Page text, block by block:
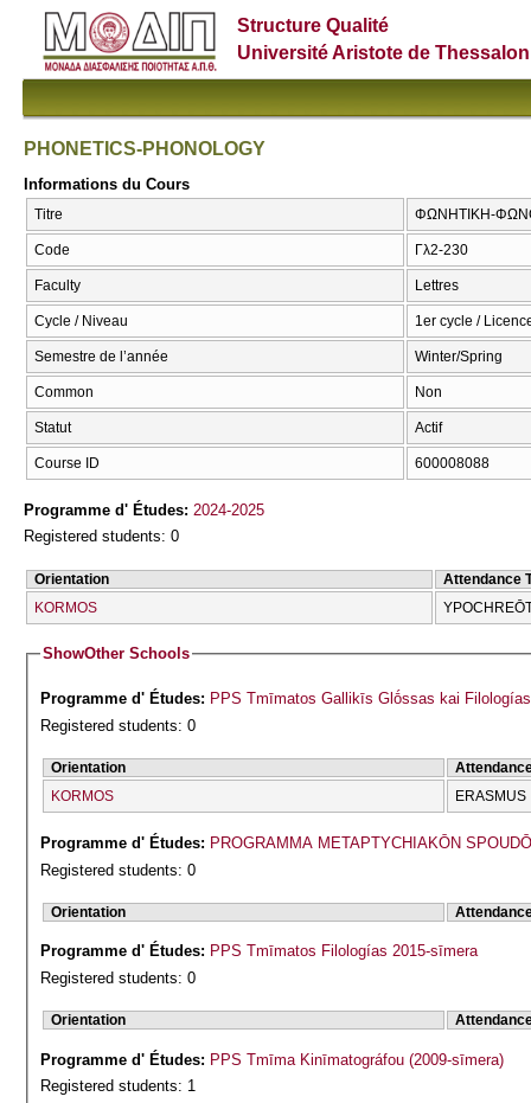
Structure Qualité
Université Aristote de
PHONETICS-PHONOLOGY
Informations du Cours
Titre ΦΩΝΗΤΙΚΗ-
Code Γλ2-230
Faculty Lettres
Cycle / Niveau 1er cycle /
Semestre de l’année Winter/Spring
Common Non
Statut Actif
Course ID 600008088
Programme d' Études: 2024-2025
Registered students: 0
Orientation
Attendance
KORMOS
ShowOther Schools
Programme d' Études: PPS Tmīmatos Gallikīs Glṓssas kai
Registered students: 0
Orientation
KORMOS
ERASMUS
Programme d' Études: PROGRAMMA METAPTYCΗIAKŌN
Registered students: 0
Orientation
Programme d' Études: PPS Tmīmatos Filologías 2015-sīmera
Registered students: 0
Orientation
Programme d' Études: PPS Tmīma Kinīmatográfou (2009-sīmera)
Registered students: 1